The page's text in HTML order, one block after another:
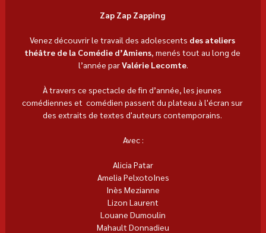
Zap Zap Zapping
Venez découvrir le travail des adolescents des ateliers
théâtre de la Comédie d’Amiens, menés tout au long de
l’année par Valérie Lecomte.
À travers ce spectacle de fin d’année, les jeunes
comédiennes et  comédien passent du plateau à l'écran sur
des extraits de textes d'auteurs contemporains.
Avec :
Alicia Patar
Amelia PelxotoInes
Inès Mezianne
Lizon Laurent
Louane Dumoulin
Mahault Donnadieu